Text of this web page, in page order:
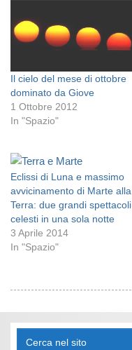
Il cielo del mese di ottobre
dominato da Giove
1 Ottobre 2012
In "Spazio"
Eclissi di Luna e massimo
avvicinamento di Marte alla
Terra: due grandi spettacoli
celesti in una sola notte
3 Aprile 2014
In "Spazio"
Cerca nel sito